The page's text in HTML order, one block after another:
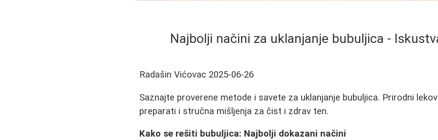
Najbolji načini za uklanjanje bubuljica -
Radašin Vićovac 2025-06-26
Saznajte proverene metode i savete za uklanjanje bubuljica. Prirodni
preparati i stručna mišljenja za čist i zdrav ten.
Kako se rešiti bubuljica: Najbolji dokazani načini